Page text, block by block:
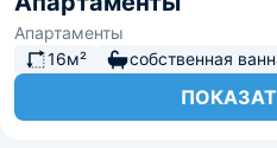
Апартаменты
16м²
собственная